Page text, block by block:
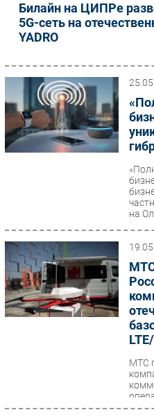
Билайн на ЦИПРе
5G-сеть на
YADRO
на
МТС
МТС